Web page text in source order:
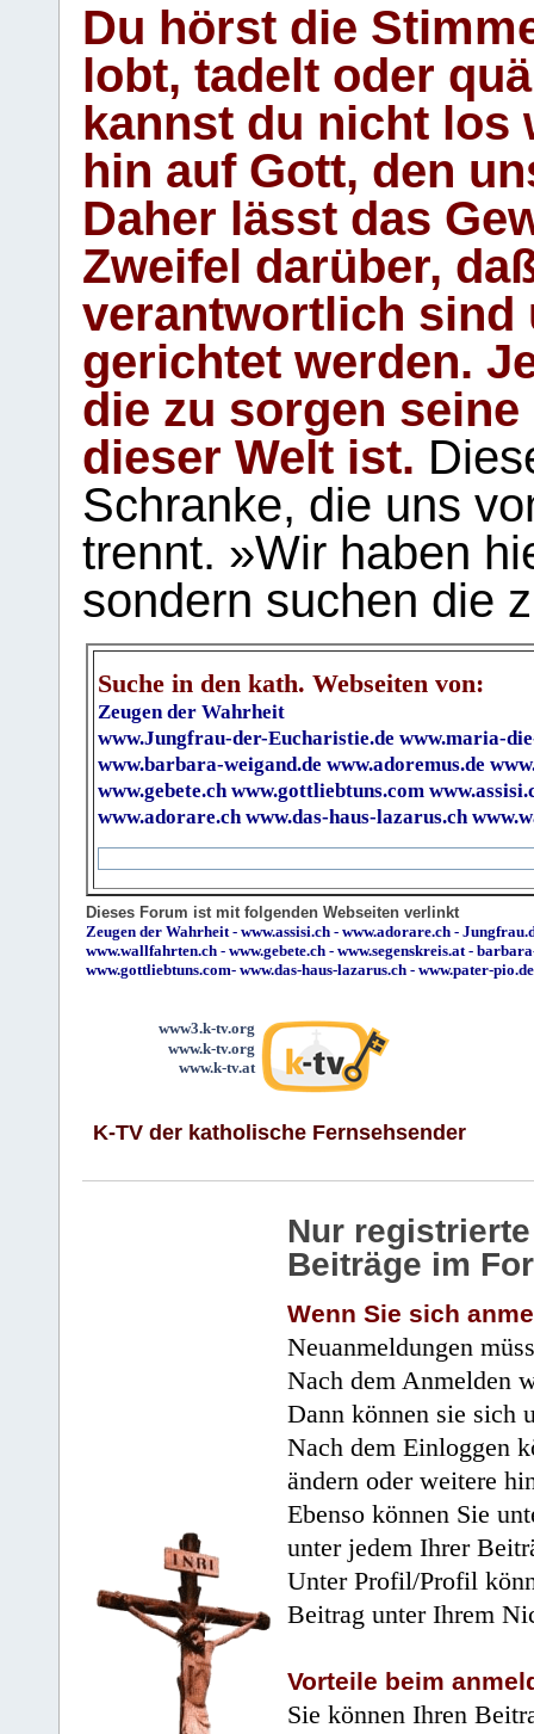
Du hörst die
lobt, tadelt oder
kannst du nicht los
hin auf Gott, den
Daher lässt das
Zweifel darüber,
verantwortlich sind
gerichtet werden.
die zu sorgen
dieser Welt ist.
Schranke, die uns
trennt. »Wir haben
sondern suchen die
Suche in den kath. Webseiten von:
Zeugen der Wahrheit
www.Jungfrau-der-Eucharistie.de www.maria-
www.barbara-weigand.de www.adoremus.de
www.gebete.ch www.gottliebtuns.com
www.adorare.ch www.das-haus-lazarus.ch
Dieses Forum ist mit folgenden Webseiten verlinkt
Zeugen der Wahrheit- www.assisi.ch - www.adorare.ch -
www.wallfahrten.ch - www.gebete.ch - www.segenskreis.at-
www.gottliebtuns.com- www.das-haus-lazarus.ch - www.pater-pio.de
www3.k-tv.org
www.k-tv.org
www.k-tv.at
K-TV der katholische Fernsehsender
Nur
Beiträge im
Wenn Sie sich
Neuanmeldungen
Nach dem Anmelden
Dann können sie sich
Nach dem Einloggen
ändern oder weitere
Ebenso können Sie
unter jedem Ihrer
Unter Profil/Profil
Beitrag unter Ihrem
Vorteile beim
Sie können Ihren